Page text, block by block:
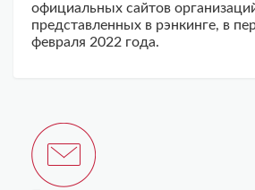
официальных сайтов
представленных в рэнкинге, в
февраля 2022 года.